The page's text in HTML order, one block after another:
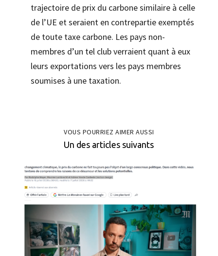
trajectoire de prix du carbone similaire à celle
de l’UE et seraient en contrepartie exemptés
de toute taxe carbone. Les pays non-
membres d’un tel club verraient quant à eux
leurs exportations vers les pays membres
soumises à une taxation.
VOUS POURRIEZ AIMER AUSSI
Un des articles suivants